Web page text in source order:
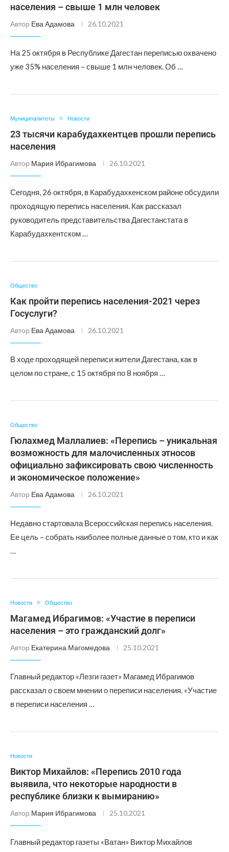
населения – свыше 1 млн человек
Автор Ева Адамова 26.10.2021
На 25 октября в Республике Дагестан переписью охвачено
уже 35% населения – свыше 1 млн человек. Об …
Муниципалитеты Новости
23 тысячи карабудахкентцев прошли перепись
населения
Автор Мария Ибрагимова 26.10.2021
Сегодня, 26 октября, в Карабудахкенском районе обсудили
проходящую перепись населения. Как рассказал
руководитель представительства Дагестанстата в
Карабудахкентском …
Общество
Как пройти перепись населения-2021 через
Госуслуги?
Автор Ева Адамова 26.10.2021
В ходе проходящей переписи жители Дагестана, как в
целом по стране, с 15 октября по 8 ноября …
Общество
Гюлахмед Маллалиев: «Перепись – уникальная
возможность для малочисленных этносов
официально зафиксировать свою численность
и экономическое положение»
Автор Ева Адамова 26.10.2021
Недавно стартовала Всероссийская перепись населения.
Ее цель – собрать наиболее полные данные о том, кто и как
…
Новости Общество
Магамед Ибрагимов: «Участие в переписи
населения – это гражданский долг»
Автор Екатерина Магомедова 25.10.2021
Главный редактор «Лезги газет» Магамед Ибрагимов
рассказал о своем мнении о переписи населения. «Участие
в переписи населения …
Новости
Виктор Михайлов: «Перепись 2010 года
выявила, что некоторые народности в
республике близки к вымиранию»
Автор Мария Ибрагимова 25.10.2021
Главный редактор газеты «Ватан» Виктор Михайлов